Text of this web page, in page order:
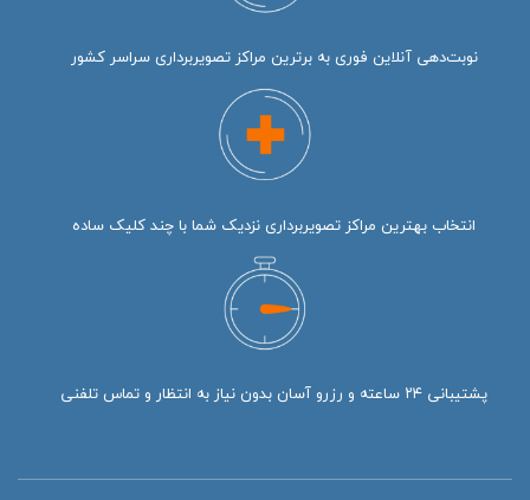
نوبت‌دهی آنلاین فوری به برترین مراکز تصویربرداری سراسر کشور
انتخاب بهترین مراکز تصویربرداری نزدیک شما با چند کلیک ساده
پشتیبانی ۲۴ ساعته و رزرو آسان بدون نیاز به انتظار و تماس تلفنی